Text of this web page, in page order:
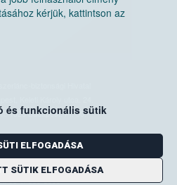
kérjük, kattintson az
és funkcionális sütik
ELFOGADÁSA
SÜTIK ELFOGADÁSA
biztonsági Hivatal
1525 Budapest. Pf. 30.
06-80/263-244
06-1/ 336-9000